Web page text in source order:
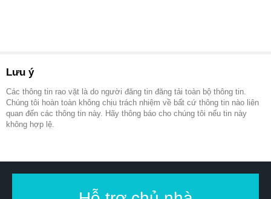
Lưu ý
Các thông tin rao vặt là do người đăng tin đăng tải toàn bộ thông tin.
Chúng tôi hoàn toàn không chịu trách nhiệm về bất cứ thông tin nào liên
quan đến các thông tin này. Hãy thông báo cho chúng tôi nếu tin này
không hợp lệ.